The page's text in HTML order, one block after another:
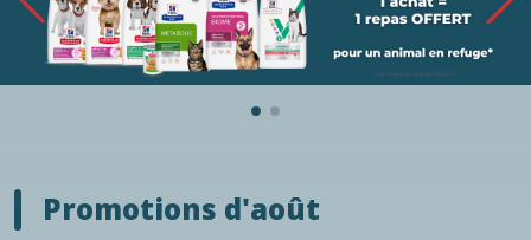
Promotions d'août